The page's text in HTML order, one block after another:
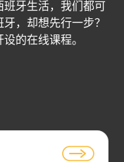
牙生活，我们都可
，却想先行一步？
的在线课程。